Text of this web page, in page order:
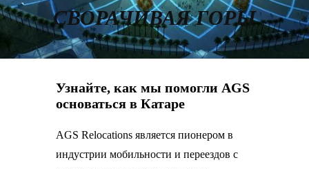
СВОРАЧИВАЯ ГОРЫ
Узнайте, как мы помогли AGS
основаться в Катаре
AGS Relocations является пионером в
индустрии мобильности и переездов с